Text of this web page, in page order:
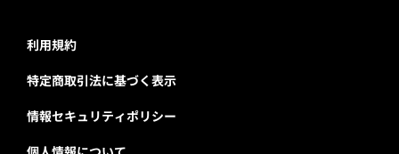
利用規約
特定商取引法に基づく表示
情報セキュリティポリシー